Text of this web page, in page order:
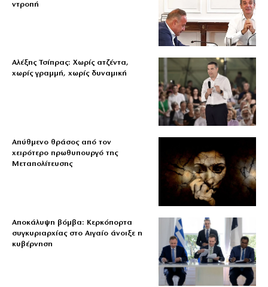
ντροπή
Αλέξης Τσίπρας: Χωρίς ατζέντα,
χωρίς γραμμή, χωρίς δυναμική
Απύθμενο θράσος από τον
χειρότερο πρωθυπουργό της
Μεταπολίτευσης
Αποκάλυψη βόμβα: Κερκόπορτα
συγκυριαρχίας στο Αιγαίο άνοιξε η
κυβέρνηση